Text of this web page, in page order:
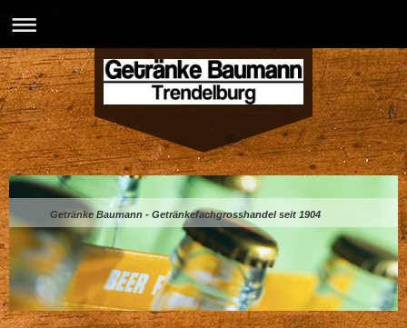
Getränke Baumann - Getränkefachgrosshandel seit 1904